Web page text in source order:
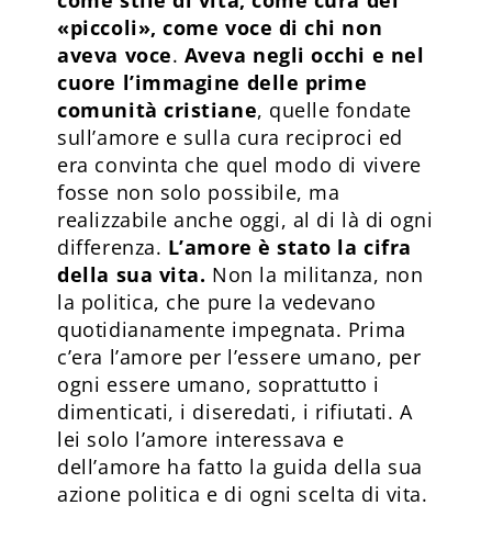
«piccoli», come voce di chi non
aveva voce. Aveva negli occhi e nel
cuore l’immagine delle prime
comunità cristiane, quelle fondate
sull’amore e sulla cura reciproci ed
era convinta che quel modo di vivere
fosse non solo possibile, ma
realizzabile anche oggi, al di là di ogni
differenza. L’amore è stato la cifra
della sua vita. Non la militanza, non
la politica, che pure la vedevano
quotidianamente impegnata. Prima
c’era l’amore per l’essere umano, per
ogni essere umano, soprattutto i
dimenticati, i diseredati, i rifiutati. A
lei solo l’amore interessava e
dell’amore ha fatto la guida della sua
azione politica e di ogni scelta di vita.